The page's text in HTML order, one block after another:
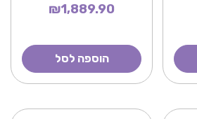
₪1,889.90
הוספה לסל